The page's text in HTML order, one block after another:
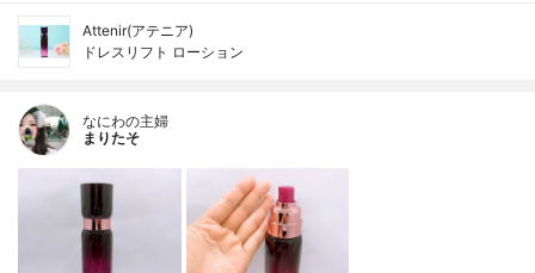
Attenir(アテニア)
ドレスリフト ローション
なにわの主婦
まりたそ